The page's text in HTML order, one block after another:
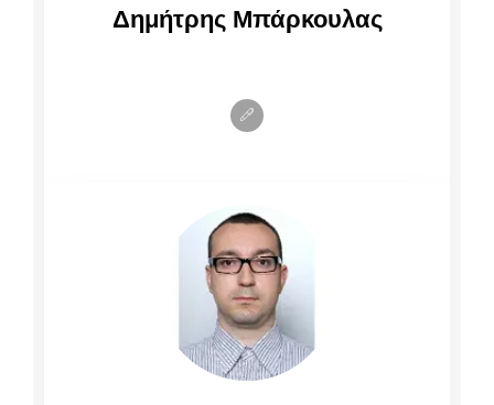
Δημήτρης Μπάρκουλας